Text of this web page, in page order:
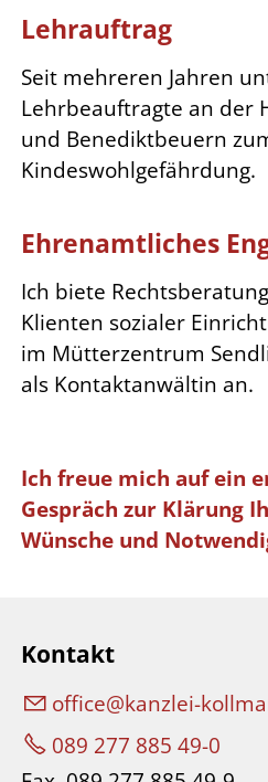
Lehrauftrag
Seit mehreren Jahren
Lehrbeauftragte an der
und Benediktbeuern
Kindeswohlgefährdung.
Ehrenamtliches
Ich biete
Klienten sozialer
im Mütterzentrum
als Kontaktanwältin an.
Ich freue mich auf ein
Gespräch zur Klärung
Wünsche und
Kontakt
ff c k nzl -k llm
089 277 885 49-0